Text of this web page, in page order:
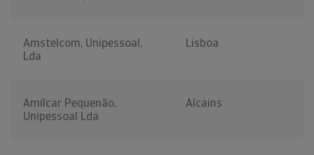
Amstelcom, Unipessoal,
Lda
Lisboa
Amílcar Pequenão,
Unipessoal Lda
Alcains